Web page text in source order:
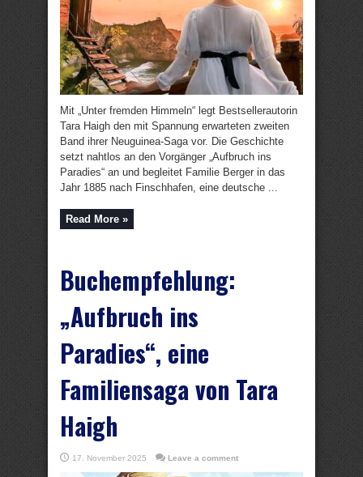
Mit „Unter fremden Himmeln“ legt Bestsellerautorin
Tara Haigh den mit Spannung erwarteten zweiten
Band ihrer Neuguinea-Saga vor. Die Geschichte
setzt nahtlos an den Vorgänger „Aufbruch ins
Paradies“ an und begleitet Familie Berger in das
Jahr 1885 nach Finschhafen, eine deutsche ...
Read More »
Buchempfehlung:
„Aufbruch ins
Paradies“, eine
Familiensaga von Tara
Haigh
17. November 2025 Leave a comment